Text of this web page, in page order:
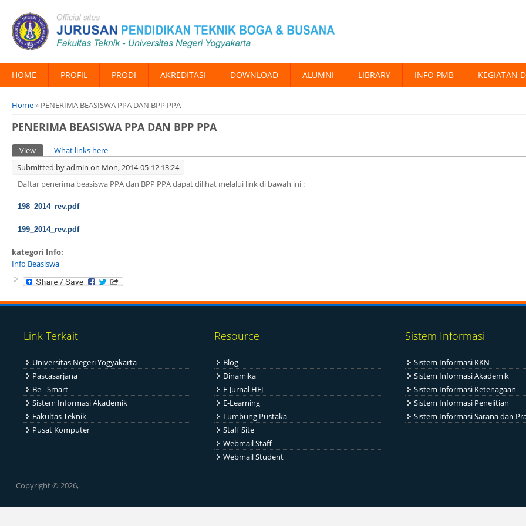
HOME PROFIL PRODI AKREDITASI DOWNLOAD ALUMNI LIBRARY INFO PMB KEGIATAN
You are here
Home» PENERIMA BEASISWA PPA DAN BPP PPA
PENERIMA BEASISWA PPA DAN BPP PPA
Primary tabs
View (active tab)
What links here
Submitted byadmin on Mon, 2014-05-12 13:24
Daftar penerima beasiswa PPA dan BPP PPA dapat dilihat melalui link di bawah ini :
198_2014_rev.pdf
199_2014_rev.pdf
kategori Info:
Info Beasiswa
Link Terkait
Universitas Negeri Yogyakarta
Pascasarjana
Be - Smart
Sistem Informasi Akademik
Fakultas Teknik
Pusat Komputer
Resource
Blog
Dinamika
E-Jurnal HEJ
E-Learning
Lumbung Pustaka
Staff Site
Webmail Staff
Webmail Student
Sistem Informasi
Sistem Informasi KKN
Sistem Informasi Akademik
Sistem Informasi Ketenagaan
Sistem Informasi Penelitian
Sistem Informasi Sarana dan
Copyright © 2026,